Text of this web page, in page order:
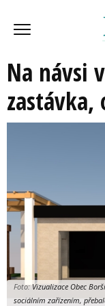
Na návsi
zastávka,
Foto:Vizualizace Obec
sociálním zařízením,